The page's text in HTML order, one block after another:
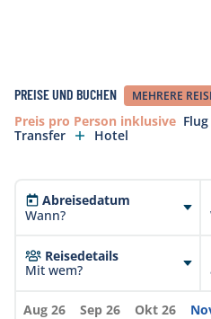
Ort beim Check-in in der
werden.
PREISE UND BUCHEN MEHRERE
Preis pro Person inklusive Flug
Transfer
Hotel
Abreisedatum
Wann?
Reisedetails
Mit wem?
Aug 26 Sep 26 Okt 26